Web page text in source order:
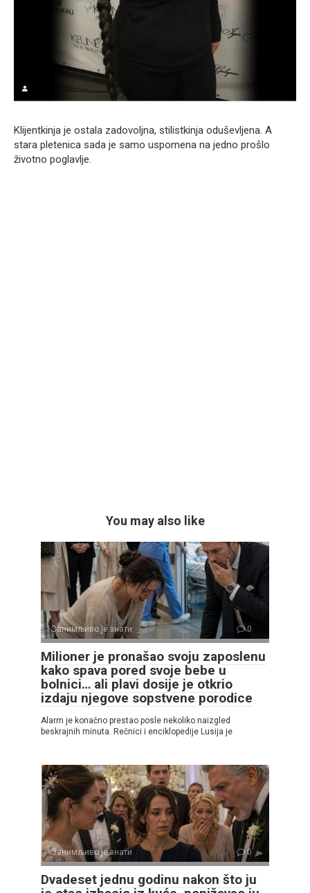
Klijentkinja je ostala zadovoljna, stilistkinja oduševljena. A
stara pletenica sada je samo uspomena na jedno prošlo
životno poglavlje.
You may also like
Занимљиво је знати 0
Milioner je pronašao svoju zaposlenu
kako spava pored svoje bebe u
bolnici… ali plavi dosije je otkrio
izdaju njegove sopstvene porodice
Alarm je konačno prestao posle nekoliko naizgled
beskrajnih minuta. Rečnici i enciklopedije Lusija je
Занимљиво је знати 0
Dvadeset jednu godinu nakon što ju